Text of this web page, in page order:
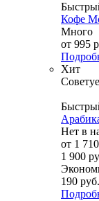
Кофе
Много
от 995
Хит
Нет в
от 1
1 900
190 руб.